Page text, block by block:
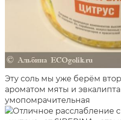
Эту соль мы уже берём
ароматом мяты и
умопомрачительная